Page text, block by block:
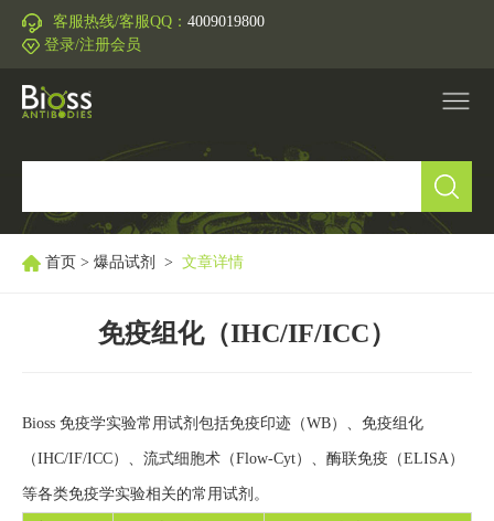
客服热线/客服QQ： 4009019800
登录/注册会员
研究领域
技术支持
关于我们
首页 > 爆品试剂 > 文章详情
免疫组化（IHC/IF/ICC）
Bioss 免疫学实验常用试剂包括免疫印迹（WB）、免疫组化
（IHC/IF/ICC）、流式细胞术（Flow-Cyt）、酶联免疫（ELISA）
等各类免疫学实验相关的常用试剂。